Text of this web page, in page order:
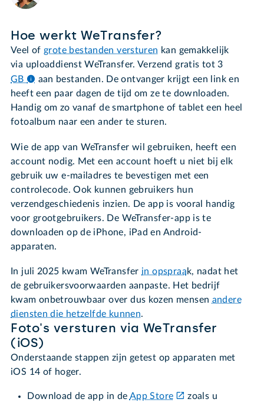
Hoe werkt WeTransfer?
Veel of grote bestanden versturen kan gemakkelijk
via uploaddienst WeTransfer. Verzend gratis tot 3
GB
aan bestanden. De ontvanger krijgt een link en
heeft een paar dagen de tijd om ze te downloaden.
Handig om zo vanaf de smartphone of tablet een heel
fotoalbum naar een ander te sturen.
Wie de app van WeTransfer wil gebruiken, heeft een
account nodig. Met een account hoeft u niet bij elk
gebruik uw e-mailadres te bevestigen met een
controlecode. Ook kunnen gebruikers hun
verzendgeschiedenis inzien. De app is vooral handig
voor grootgebruikers. De WeTransfer-app is te
downloaden op de iPhone, iPad en Android-
apparaten.
In juli 2025 kwam WeTransfer in opspraak, nadat het
de gebruikersvoorwaarden aanpaste. Het bedrijf
kwam onbetrouwbaar over dus kozen mensen andere
diensten die hetzelfde kunnen.
Foto's versturen via WeTransfer
(iOS)
Onderstaande stappen zijn getest op apparaten met
iOS 14 of hoger.
Download de app in de App Store
zoals u